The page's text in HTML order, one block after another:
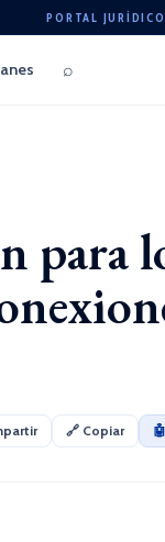
PORTAL
⌕
para
🔗 Copiar